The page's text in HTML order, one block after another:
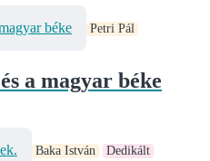
Petri Pál
a magyar béke
Baka István Dedikált